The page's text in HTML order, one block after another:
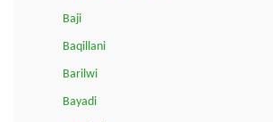
Baji
Baqillani
Barilwi
Bayadi